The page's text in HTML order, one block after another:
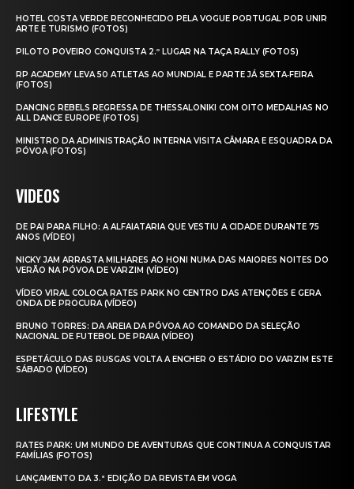
HOTEL COSTA VERDE RECONHECIDO PELA VOGUE PORTUGAL POR UNIR
ARTE E TURISMO (FOTOS)
PILOTO POVEIRO CONQUISTA 2.º LUGAR NA TAÇA RALLY (FOTOS)
RP ACADEMY LEVA 50 ATLETAS AO MUNDIAL E PARTE JÁ SEXTA‑FEIRA
(FOTOS)
DANCING REBELS REGRESSA DE THESSALONIKI COM OITO MEDALHAS NO
ALL DANCE EUROPE (FOTOS)
MINISTRO DA ADMINISTRAÇÃO INTERNA VISITA CÂMARA E ESQUADRA DA
PÓVOA (FOTOS)
VIDEOS
DE PAI PARA FILHO: A ALFAIATARIA QUE VESTIU A CIDADE DURANTE 75
ANOS (VÍDEO)
NICKY JAM ARRASTA MILHARES AO HONI NUMA DAS MAIORES NOITES DO
VERÃO NA PÓVOA DE VARZIM (VÍDEO)
VÍDEO VIRAL COLOCA RATES PARK NO CENTRO DAS ATENÇÕES E GERA
ONDA DE PROCURA (VÍDEO)
BRUNO TORRES: DA AREIA DA PÓVOA AO COMANDO DA SELEÇÃO
NACIONAL DE FUTEBOL DE PRAIA (VÍDEO)
ESPETÁCULO DAS RUSGAS VOLTA A ENCHER O ESTÁDIO DO VARZIM ESTE
SÁBADO (VÍDEO)
LIFESTYLE
RATES PARK: UM MUNDO DE AVENTURAS QUE CONTINUA A CONQUISTAR
FAMÍLIAS (FOTOS)
LANÇAMENTO DA 3.ª EDIÇÃO DA REVISTA EM VOGA